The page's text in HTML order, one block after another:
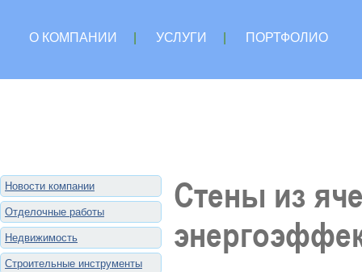
О КОМПАНИИ УСЛУГИ
ПОРТФОЛИО
Новости компании
Отделочные работы
Недвижимость
Строительные инструменты
Стены из